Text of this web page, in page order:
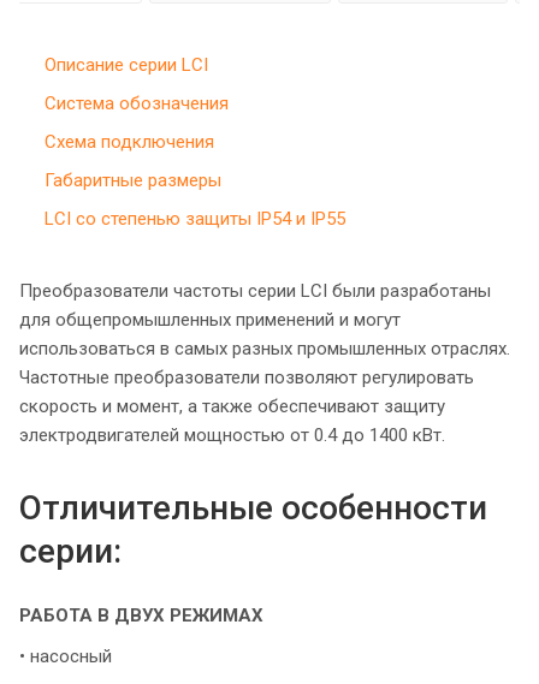
Описание серии LCI
Система обозначения
Схема подключения
Габаритные размеры
LCI со степенью защиты IP54 и IP55
Преобразователи частоты серии LCI были разработаны
для общепромышленных применений и могут
использоваться в самых разных промышленных отраслях.
Частотные преобразователи позволяют регулировать
скорость и момент, а также обеспечивают защиту
электродвигателей мощностью от 0.4 до 1400 кВт.
Отличительные особенности
серии:
РАБОТА В ДВУХ РЕЖИМАХ
• насосный